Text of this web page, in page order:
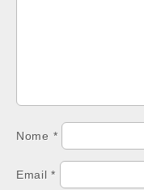
Nome *
Email*